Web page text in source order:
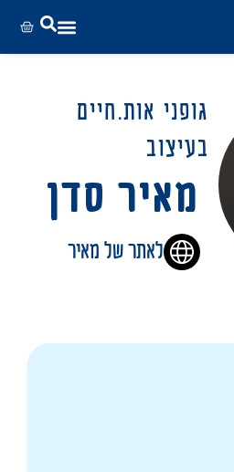
גופני אות.חיים
בעיצוב
מאיר סדן
לאתר של מאיר